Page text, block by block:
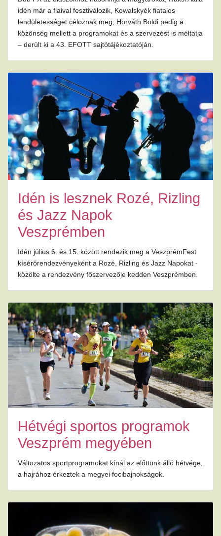
idén már a fiaival fesztiválozik, Kowalskyék fiatalos
lendületességet céloznak meg, Horváth Boldi pedig a
közönség mellett a programokat és a szervezést is méltatja
– derült ki a 43. EFOTT sajtótájékoztatóján.
Idén is lesznek Rozé, Rizling
és Jazz Napok
Veszprémben
Idén július 6. és 15. között rendezik meg a VeszprémFest
kísérőrendezvényeként a Rozé, Rizling és Jazz Napokat -
közölte a rendezvény főszervezője kedden Veszprémben.
Hétvégi sportos programok
Veszprém megyében
Változatos sportprogramokat kínál az előttünk álló hétvége,
a hajrához érkeztek a megyei focibajnokságok.